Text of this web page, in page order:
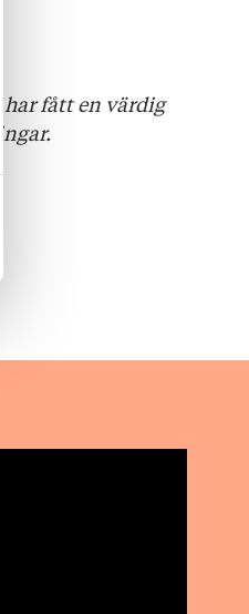
fått en värdig